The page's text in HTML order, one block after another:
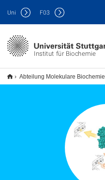
Institut für Biochemie
Uni F03
Abteilung Molekulare Biochemie